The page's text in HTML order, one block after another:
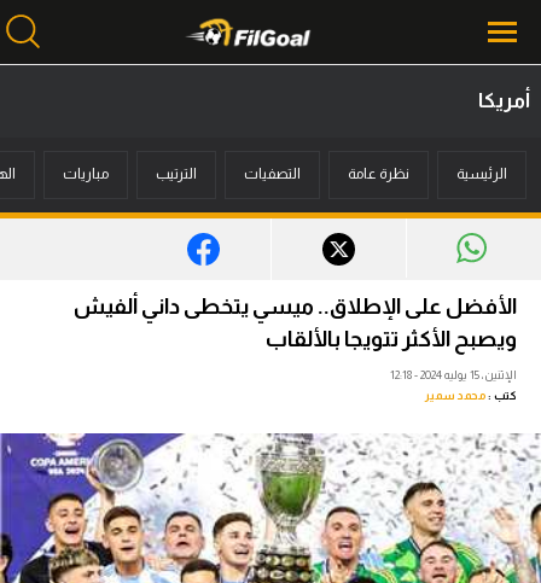
أخبار
ميركاتو
فانتازي في الجول
مسابقة التوقعات
فيديوهات
عدسات
آراء حرة
أمريكا
الرئيسية نظرة عامة التصفيات الترتيب مباريات
الأفضل على الإطلاق.. ميسي يتخطى داني ألفيش
ويصبح الأكثر تتويجا بالألقاب
الإثنين، 15 يوليه 2024 - 12:18
كتب :محمد سمير